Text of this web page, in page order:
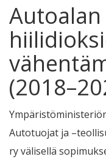
Autoalan
Autotuojat ja
ry välisellä